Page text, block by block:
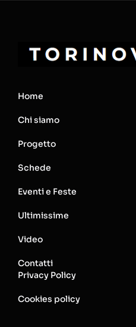
Home
Chi siamo
Progetto
Schede
Eventi e Feste
Ultimissime
Video
Contatti
Privacy Policy
Cookies policy